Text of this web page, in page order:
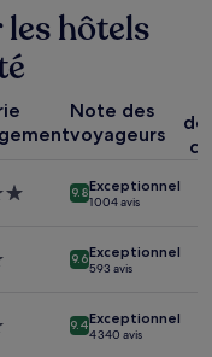
hôtels
Note des
voyageurs
9.8Exceptionnel
1 004 avis
9.6Exceptionnel
593 avis
9.4Exceptionnel
4 340 avis